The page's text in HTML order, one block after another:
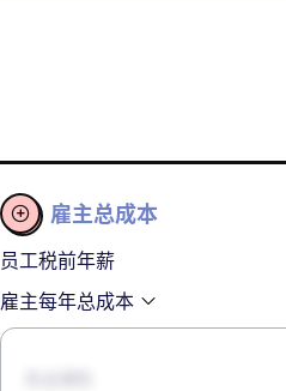
 雇主总成本
员工税前年薪
雇主每年总成本